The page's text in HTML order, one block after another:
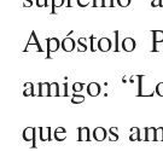
Apóstolo
amigo:
que nos